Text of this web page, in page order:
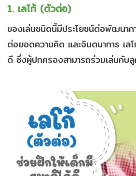
1. เลโก้ (ตัวต่อ)
ของเล่นชนิดนี้มีประโยชน์ต่อพัฒนา
ต่อยอดความคิด และจินตนาการ เล
ดี ซึ่งผู้ปกครองสามารถร่วมเล่นกับ